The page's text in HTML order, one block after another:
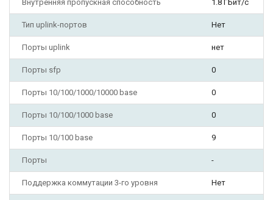
Внутренняя пропускная способность 1.8 ГБит/с
Тип uplink-портов Нет
Порты uplink нет
Порты sfp 0
Порты 10/100/1000/10000 base 0
Порты 10/100/1000 base 0
Порты 10/100 base 9
Порты -
Поддержка коммутации 3-го уровня Нет